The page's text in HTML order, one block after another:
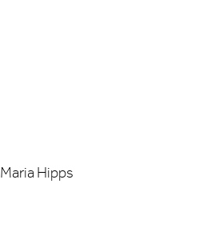
Maria Hipps